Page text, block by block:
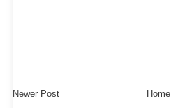
Newer Post Home